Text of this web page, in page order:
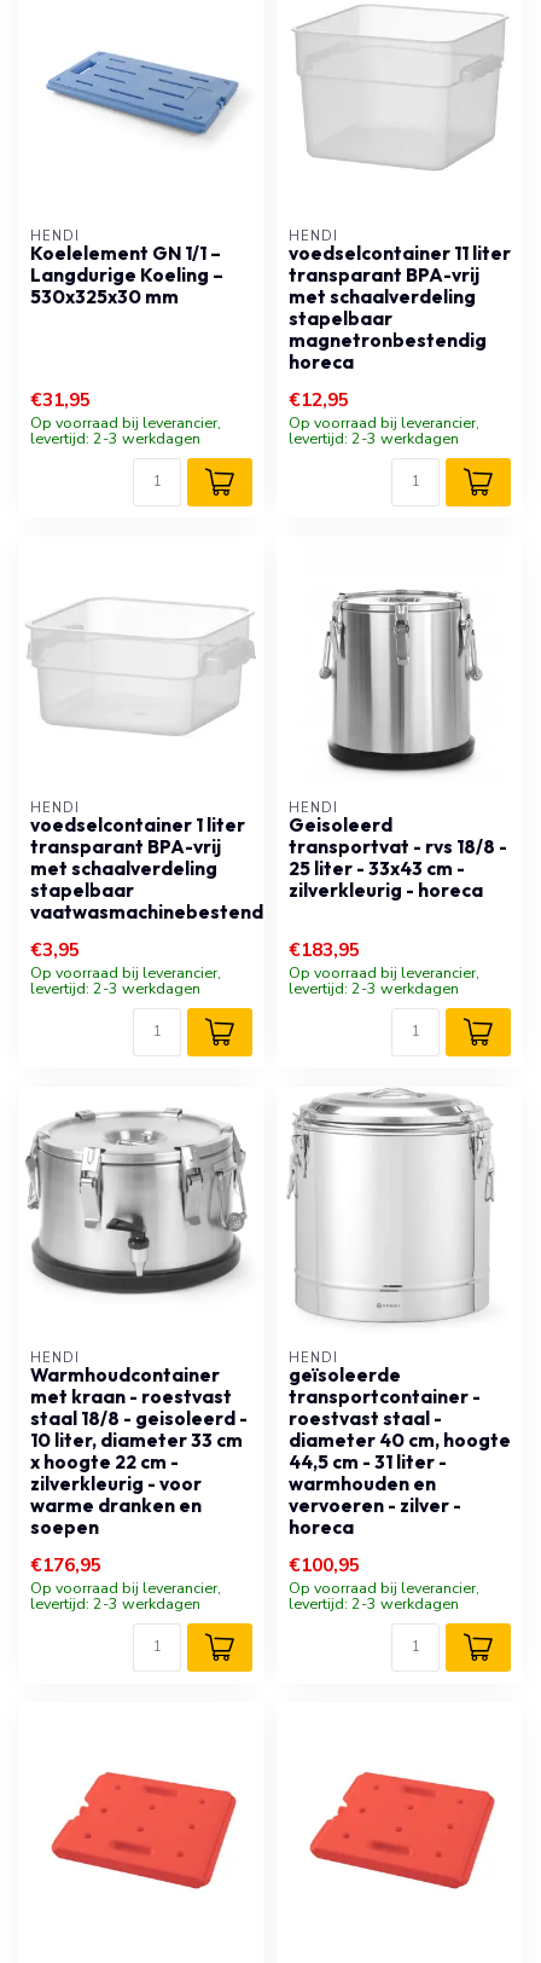
HENDI
Koelelement GN 1/1 –
Langdurige Koeling –
530x325x30 mm
€31,95
Op voorraad bij leverancier,
levertijd: 2-3 werkdagen
HENDI
voedselcontainer 11 liter
transparant BPA-vrij
met schaalverdeling
stapelbaar
magnetronbestendig
horeca
€12,95
Op voorraad bij leverancier,
levertijd: 2-3 werkdagen
HENDI
voedselcontainer 1 liter
transparant BPA-vrij
met schaalverdeling
stapelbaar
vaatwasmachinebestendig
€3,95
Op voorraad bij leverancier,
levertijd: 2-3 werkdagen
HENDI
Geisoleerd
transportvat - rvs 18/8 -
25 liter - 33x43 cm -
zilverkleurig - horeca
€183,95
Op voorraad bij leverancier,
levertijd: 2-3 werkdagen
HENDI
Warmhoudcontainer
met kraan - roestvast
staal 18/8 - geisoleerd -
10 liter, diameter 33 cm
x hoogte 22 cm -
zilverkleurig - voor
warme dranken en
soepen
€176,95
Op voorraad bij leverancier,
levertijd: 2-3 werkdagen
HENDI
geïsoleerde
transportcontainer -
roestvast staal -
diameter 40 cm, hoogte
44,5 cm - 31 liter -
warmhouden en
vervoeren - zilver -
horeca
€100,95
Op voorraad bij leverancier,
levertijd: 2-3 werkdagen